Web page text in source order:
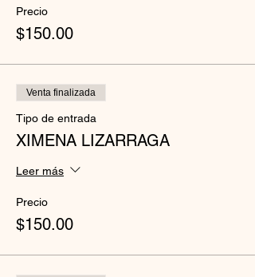
Precio
$150.00
Venta finalizada
Tipo de entrada
XIMENA LIZARRAGA
Leer más
Precio
$150.00